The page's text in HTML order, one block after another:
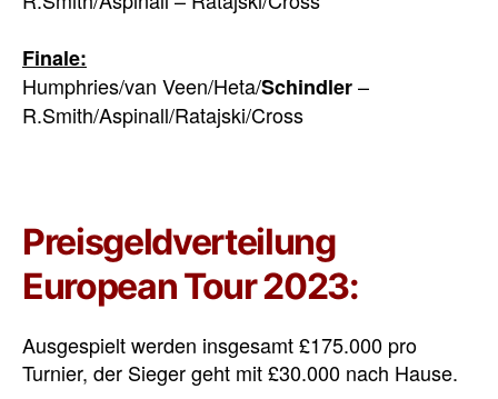
Finale:
Humphries/van Veen/Heta/Schindler–
R.Smith/Aspinall/Ratajski/Cross
Preisgeldverteilung
European Tour 2023:
Ausgespielt werden insgesamt £175.000 pro
Turnier, der Sieger geht mit £30.000 nach Hause.